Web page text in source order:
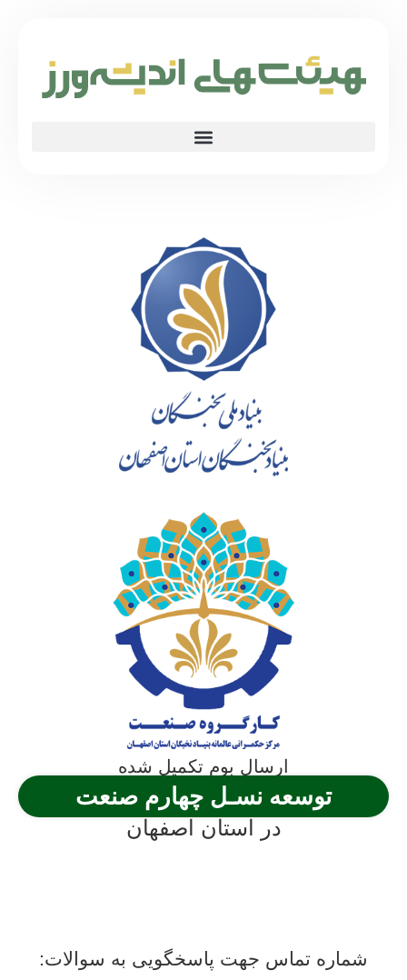
ارسال بوم تکمیل شده
توسعه نسـل چهارم صنعت
در استان اصفهان
شماره تماس جهت پاسخگویی به سوالات: